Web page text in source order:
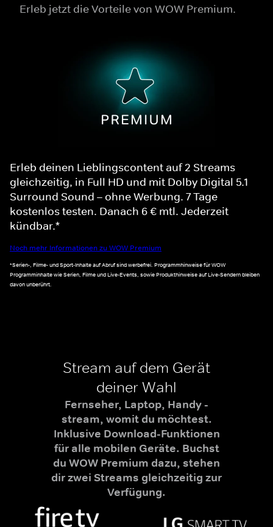
Erleb jetzt die Vorteile von WOW Premium.
Erleb deinen Lieblingscontent auf 2 Streams
gleichzeitig, in Full HD und mit Dolby Digital 5.1
Surround Sound – ohne Werbung. 7 Tage
kostenlos testen. Danach 6 € mtl. Jederzeit
kündbar.*
Noch mehr Informationen zu WOW Premium
*Serien-, Filme- und Sport-Inhalte auf Abruf sind werbefrei. Programmhinweise für WOW
Programminhalte wie Serien, Filme und Live-Events, sowie Produkthinweise auf Live-Sendern bleiben
davon unberührt.
Stream auf dem Gerät
deiner Wahl
Fernseher, Laptop, Handy -
stream, womit du möchtest.
Inklusive Download-Funktionen
für alle mobilen Geräte. Buchst
du WOW Premium dazu, stehen
dir zwei Streams gleichzeitig zur
Verfügung.